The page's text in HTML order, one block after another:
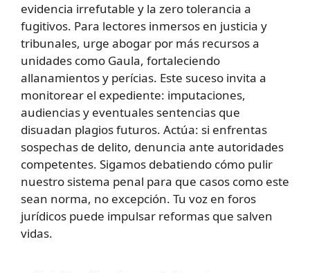
evidencia irrefutable y la zero tolerancia a
fugitivos. Para lectores inmersos en justicia y
tribunales, urge abogar por más recursos a
unidades como Gaula, fortaleciendo
allanamientos y perícias. Este suceso invita a
monitorear el expediente: imputaciones,
audiencias y eventuales sentencias que
disuadan plagios futuros. Actúa: si enfrentas
sospechas de delito, denuncia ante autoridades
competentes. Sigamos debatiendo cómo pulir
nuestro sistema penal para que casos como este
sean norma, no excepción. Tu voz en foros
jurídicos puede impulsar reformas que salven
vidas.